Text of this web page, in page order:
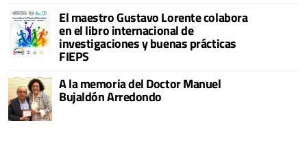
El maestro Gustavo Lorente colabora
en el libro internacional de
investigaciones y buenas prácticas
FIEPS
A la memoria del Doctor Manuel
Bujaldón Arredondo